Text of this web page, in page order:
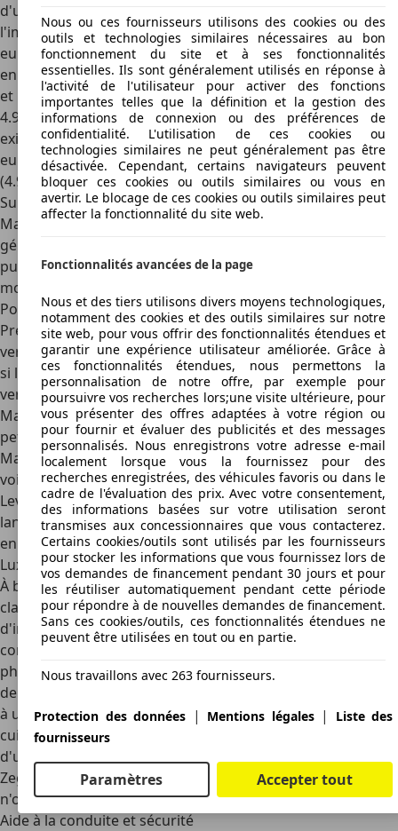
d'un quatre cylindres de 2 litres coûte 3 770,12 euros à
l'immatriculation en Flandre et 478 euros par an (4 957
euros de TMC et 446 euros de taxe annuelle à Bruxelles et
en Wallonie), la Modena exige une TMC de 12 594,09 euros
et une taxe annuelle de 1. 141,12 euros (respectivement
4.957 et 854,96 euros à Bruxelles et en Wallonie). Le Trofeo
exige également une mise en circulation de 12.594,09
euros et sa taxe annuelle est de 2.830,88 euros en Flandre
(4.957 euros et 1.914,53 euros à Bruxelles et en Wallonie) !
Sur le marché de l'occasion, vous pouvez trouver une
Maserati Levanteà partir de 41 000 euros
généralement l'option la moins chère, bien que vous
puissiez également trouver une version à essence pour
moins de 50 000 euros.
Points forts du design et intérieur
Présenté au public en 2016, le Maserati Levante était la
version de production du concept Kubang de 2011, même
si le Levante est devenu beaucoup plus beau que sa
version concept. Tous les éléments de design typiques de
Maserati sont présents, avec le museau pointu, les trois
petites bouches d'aération sur les ailes avant et le logo
Maserati sur le pilier C. La ligne générale fait paraître la
voiture beaucoup plus compacte qu'elle n'est en réalité. Le
Levante a reçu plusieurs mises à jour depuis son
lancement, mais la plus importante est intervenue en 2021,
en même temps que le lancement de l'Hybride.
Luxueux, mais pas aussi high-tech que la concurrence
À bord, vous disposez toujours d'unintérieur assez
classique, avec des compteurs analogiques, un écran
d'infodivertissement relativement petit (par rapport à la
concurrence, en tout cas) et de nombreux boutons
physiques, qui sont devenus plus agréables à utiliser
depuis les différentes mises à jour. En outre, comme il sied
à une luxueuse italienne, vous disposez de beaucoup de
cuir (du moins si vous payez un supplément) et, en option,
d'un revêtement de sièges en soie naturelle d'Ermenegildo
Zegna. On est très à l'aise à bord, même si le Levante
n'offre pas le plus grand espace intérieur de sa catégorie.
Aide à la conduite et sécurité
Nous ou ces fournisseurs utilisons des cookies ou des
outils et technologies similaires nécessaires au bon
fonctionnement du site et à ses fonctionnalités
essentielles. Ils sont généralement utilisés en réponse à
l'activité de l'utilisateur pour activer des fonctions
importantes telles que la définition et la gestion des
informations de connexion ou des préférences de
confidentialité. L'utilisation de ces cookies ou
technologies similaires ne peut généralement pas être
désactivée. Cependant, certains navigateurs peuvent
bloquer ces cookies ou outils similaires ou vous en
avertir. Le blocage de ces cookies ou outils similaires peut
affecter la fonctionnalité du site web.
Fonctionnalités avancées de la page
Nous et des tiers utilisons divers moyens technologiques,
notamment des cookies et des outils similaires sur notre
site web, pour vous offrir des fonctionnalités étendues et
garantir une expérience utilisateur améliorée. Grâce à
ces fonctionnalités étendues, nous permettons la
personnalisation de notre offre, par exemple pour
poursuivre vos recherches lors;une visite ultérieure, pour
vous présenter des offres adaptées à votre région ou
pour fournir et évaluer des publicités et des messages
personnalisés. Nous enregistrons votre adresse e-mail
localement lorsque vous la fournissez pour des
recherches enregistrées, des véhicules favoris ou dans le
cadre de l'évaluation des prix. Avec votre consentement,
des informations basées sur votre utilisation seront
transmises aux concessionnaires que vous contacterez.
Certains cookies/outils sont utilisés par les fournisseurs
pour stocker les informations que vous fournissez lors de
vos demandes de financement pendant 30 jours et pour
les réutiliser automatiquement pendant cette période
pour répondre à de nouvelles demandes de financement.
Sans ces cookies/outils, ces fonctionnalités étendues ne
peuvent être utilisées en tout ou en partie.
Nous travaillons avec 263 fournisseurs.
Protection des données | Mentions légales|
Liste des
fournisseurs
Paramètres Accepter tout